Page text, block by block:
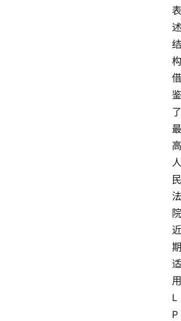
表
述
结
构
借
鉴
了
最
高
人
民
法
院
近
期
适
用
L
P